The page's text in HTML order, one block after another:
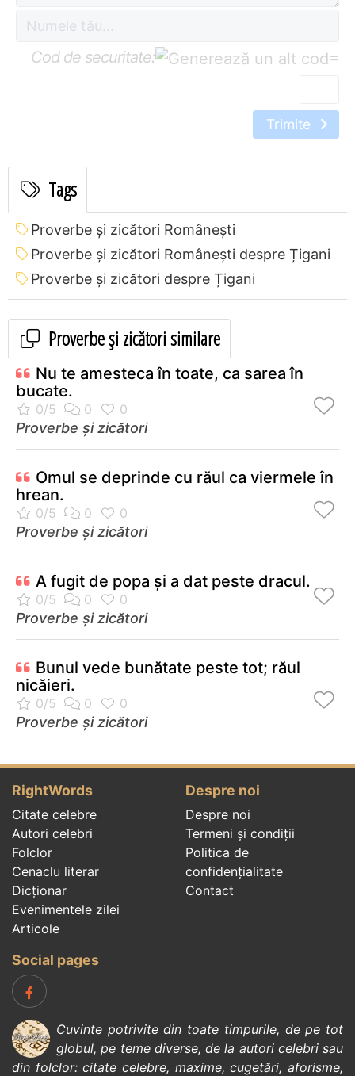
Cod de securitate: =
Trimite
Tags
Proverbe și zicători Româneşti
Proverbe și zicători Româneşti despre Țigani
Proverbe și zicători despre Țigani
Proverbe și zicători similare
Nu te amesteca în toate, ca sarea în
bucate.
Proverbe și zicători
Omul se deprinde cu răul ca viermele în
hrean.
Proverbe și zicători
A fugit de popa şi a dat peste dracul.
Proverbe și zicători
Bunul vede bunătate peste tot; răul
nicăieri.
Proverbe și zicători
RightWords
Citate celebre
Autori celebri
Folclor
Cenaclu literar
Dicționar
Evenimentele zilei
Articole
Despre noi
Despre noi
Termeni și condiții
Politica de
confidenţialitate
Contact
Social pages
Cuvinte potrivite din toate timpurile, de pe tot
globul, pe teme diverse, de la autori celebrisau
din folclor:citate celebre, maxime,cugetări,aforisme,